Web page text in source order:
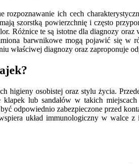
ich cech
szorstką powierzchnię i często
Różnice te są istotne dla diagnozy
barwnikowe mogą pojawić się
właściwej diagnozy oraz zaproponuje
osobistej oraz stylu życia.
lub sandałów w takich
odpowiednio zabezpieczone przed
układ immunologiczny w walce